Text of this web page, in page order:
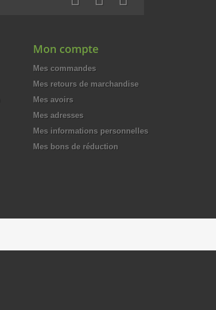
Mon compte
Mes commandes
Mes retours de marchandise
Mes avoirs
Mes adresses
Mes informations personnelles
Mes bons de réduction